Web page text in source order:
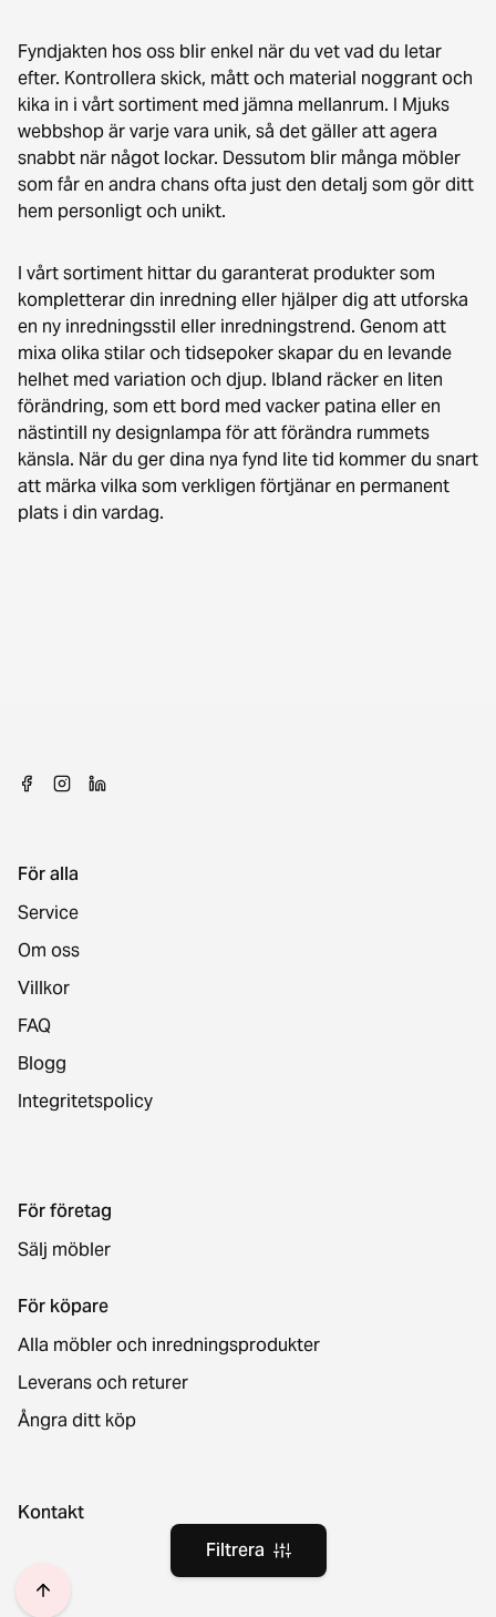
Filtrera
Fyndjakten hos oss blir enkel när du vet vad du letar
efter. Kontrollera skick, mått och material noggrant och
kika in i vårt sortiment med jämna mellanrum. I Mjuks
webbshop är varje vara unik, så det gäller att agera
snabbt när något lockar. Dessutom blir många möbler
som får en andra chans ofta just den detalj som gör ditt
hem personligt och unikt.
I vårt sortiment hittar du garanterat produkter som
kompletterar din inredning eller hjälper dig att utforska
en ny inredningsstil eller inredningstrend. Genom att
mixa olika stilar och tidsepoker skapar du en levande
helhet med variation och djup. Ibland räcker en liten
förändring, som ett bord med vacker patina eller en
nästintill ny designlampa för att förändra rummets
känsla. När du ger dina nya fynd lite tid kommer du snart
att märka vilka som verkligen förtjänar en permanent
plats i din vardag.
För alla
Service
Om oss
Villkor
FAQ
Blogg
Integritetspolicy
För företag
Sälj möbler
För köpare
Alla möbler och inredningsprodukter
Leverans och returer
Ångra ditt köp
Kontakt